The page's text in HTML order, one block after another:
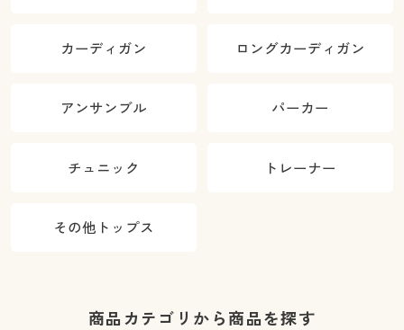
カーディガン ロングカーディガン
アンサンブル パーカー
チュニック トレーナー
その他トップス
商品カテゴリから商品を探す